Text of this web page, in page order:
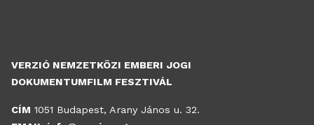
VERZIÓ NEMZETKÖZI EMBERI JOGI
DOKUMENTUMFILM FESZTIVÁL
CÍM 1051 Budapest, Arany János u. 32.